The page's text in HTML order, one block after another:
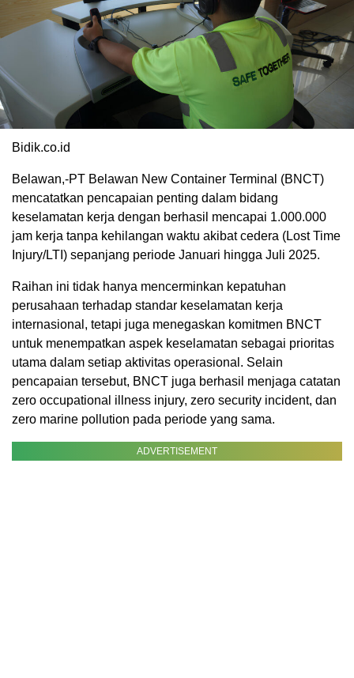
Bidik.co.id
Belawan,-PT Belawan New Container Terminal (BNCT)
mencatatkan pencapaian penting dalam bidang
keselamatan kerja dengan berhasil mencapai 1.000.000
jam kerja tanpa kehilangan waktu akibat cedera (Lost Time
Injury/LTI) sepanjang periode Januari hingga Juli 2025.
Raihan ini tidak hanya mencerminkan kepatuhan
perusahaan terhadap standar keselamatan kerja
internasional, tetapi juga menegaskan komitmen BNCT
untuk menempatkan aspek keselamatan sebagai prioritas
utama dalam setiap aktivitas operasional. Selain
pencapaian tersebut, BNCT juga berhasil menjaga catatan
zero occupational illness injury, zero security incident, dan
zero marine pollution pada periode yang sama.
ADVERTISEMENT